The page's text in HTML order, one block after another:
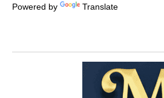
Powered by Translate